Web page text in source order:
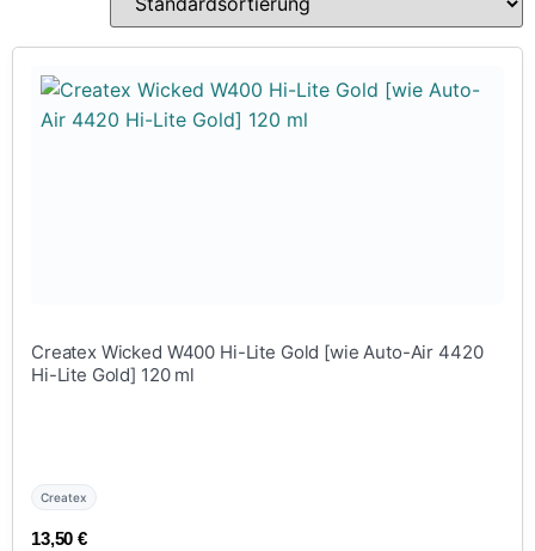
Createx Wicked W400 Hi-Lite Gold [wie Auto-Air 4420
Hi-Lite Gold] 120 ml
Createx
13,50€